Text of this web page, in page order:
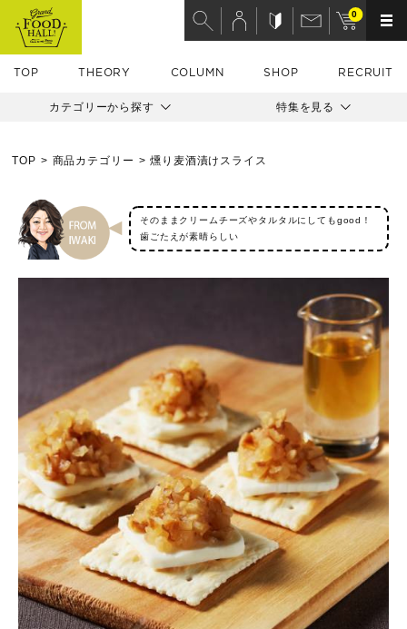
TOP THEORY COLUMN SHOP RECRUIT
0
カテゴリーから探す 特集を見る
TOP 商品カテゴリー 燻り麦酒漬けスライス
そのままクリームチーズやタルタルにしてもgood！
歯ごたえが素晴らしい